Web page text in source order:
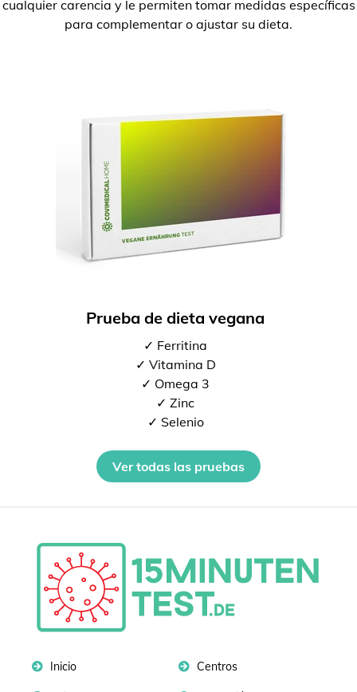
cualquier carencia y le permiten tomar medidas específicas
para complementar o ajustar su dieta.
Prueba de dieta vegana
✓ Ferritina
✓ Vitamina D
✓ Omega 3
✓ Zinc
✓ Selenio
Ver todas las pruebas
Inicio Centros